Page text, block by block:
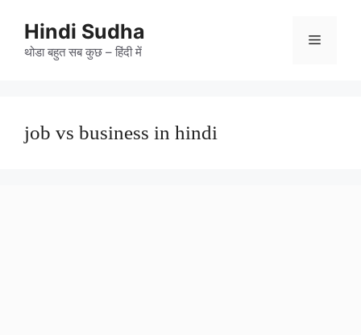
contentHindi Sudha
थोडा बहुत सब कुछ – हिंदी में
Menu
job vs business in hindi